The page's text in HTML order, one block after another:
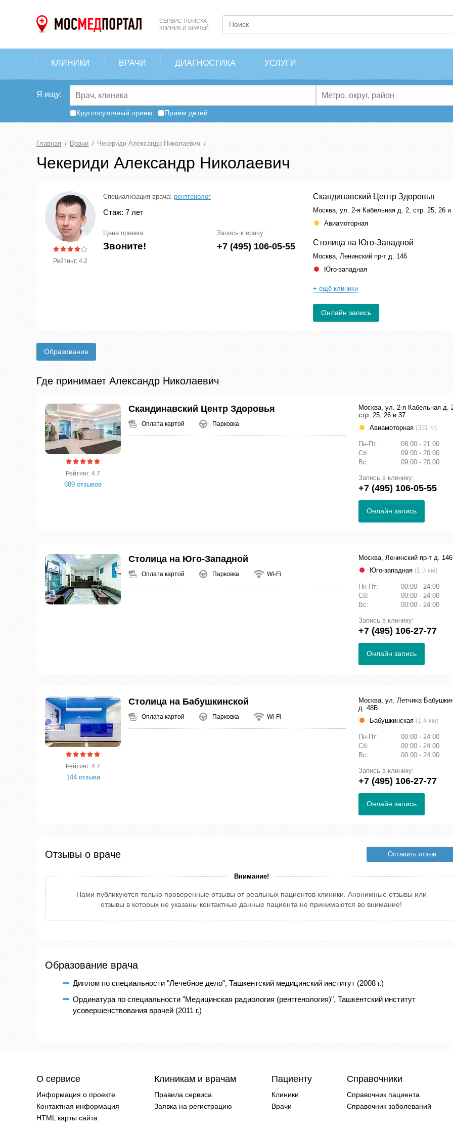
СЕРВИС ПОИСКА
КЛИНИК И ВРАЧЕЙ
КЛИНИКИ ВРАЧИ ДИАГНОСТИКА УСЛУГИ
Я ищу:
Круглосуточный приём Приём детей
Главная Врачи Чекериди Александр Николаевич
Чекериди Александр Николаевич
Рейтинг: 4.2
Специализация врача: рентгенолог
Стаж: 7 лет
Цена приема:
Звоните!
Запись к врачу:
+7 (495) 106-05-55
Скандинавский Центр Здоровья
Москва, ул. 2-я Кабельная д. 2, стр. 25, 26 и
Авиамоторная
Столица на Юго-Западной
Москва, Ленинский пр-т д. 146
Юго-западная
+ ещё клиники
Онлайн запись
Образование
Где принимает Александр Николаевич
Рейтинг: 4.7
689 отзывов
Скандинавский Центр Здоровья
Оплата картой Парковка
Москва, ул. 2-я Кабельная д.
стр. 25, 26 и 37
Авиамоторная (331 м)
Пн-Пт:
08:00 - 21:00
Сб:
09:00 - 20:00
Вс:
09:00 - 20:00
Запись в клинику:
+7 (495) 106-05-55
Онлайн запись
Столица на Юго-Западной
Оплата картой Парковка Wi-Fi
Москва, Ленинский пр-т д. 146
Юго-западная (1.3 км)
Пн-Пт:
00:00 - 24:00
Сб:
00:00 - 24:00
Вс:
00:00 - 24:00
Запись в клинику:
+7 (495) 106-27-77
Онлайн запись
Рейтинг: 4.7
144 отзыва
Столица на Бабушкинской
Оплата картой Парковка Wi-Fi
Москва, ул. Летчика
д. 48Б
Бабушкинская (1.4 км)
Пн-Пт:
00:00 - 24:00
Сб:
00:00 - 24:00
Вс:
00:00 - 24:00
Запись в клинику:
+7 (495) 106-27-77
Онлайн запись
Отзывы о враче Оставить отзыв
Внимание!
Нами публикуются только проверенные отзывы от реальных пациентов клиники. Анонимные отзывы или
отзывы в которых не указаны контактные данные пациента не принимаются во внимание!
Образование врача
Диплом по специальности "Лечебное дело", Ташкентский медицинский институт (2008 г.)
Ординатура по специальности "Медицинская радиология (рентгенология)", Ташкентский институт
усовершенствования врачей (2011 г.)
О сервисе
Информация о проекте
Контактная информация
HTML карты сайта
Клиникам и врачам
Правила сервиса
Заявка на регистрацию
Пациенту
Клиники
Врачи
Справочники
Справочник пациента
Справочник заболеваний